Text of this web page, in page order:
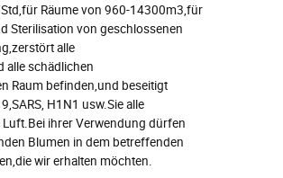
Räume von 960-14300m3,für
Sterilisation von geschlossenen
alle
alle schädlichen
Raum befinden,und beseitigt
H1N1 usw.Sie alle
ihrer Verwendung dürfen
Blumen in dem betreffenden
wir erhalten möchten.